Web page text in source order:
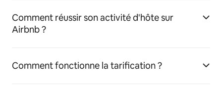
Comment réussir son activité d'hôte sur
Airbnb ?
Comment fonctionne la tarification ?